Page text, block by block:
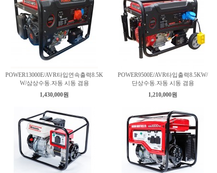
POWER13000E/AVR타입연속출력8.5K
W/삼상수동.자동 시동 겸용
1,430,000원
POWER9500E/AVR타입출력8.5KW/
단상수동.자동 시동 겸용
1,210,000원